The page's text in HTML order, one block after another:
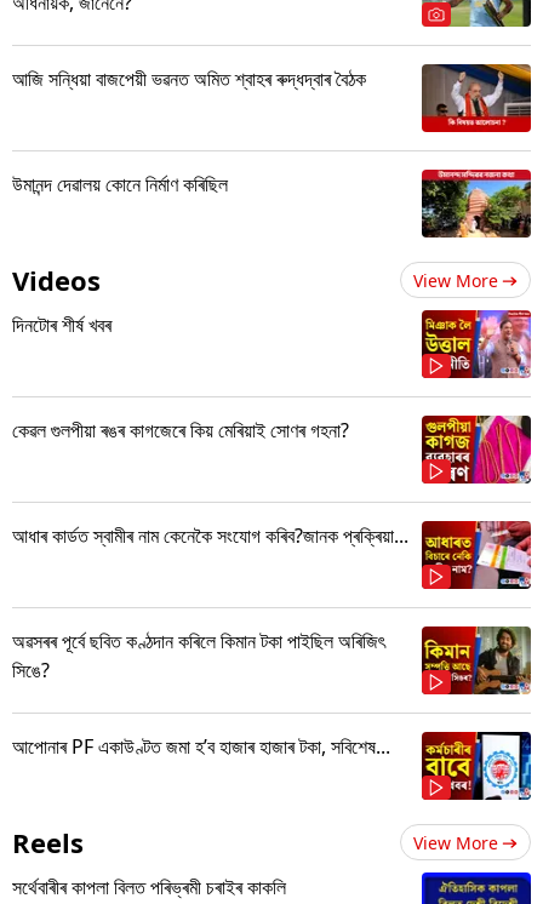
আজি সন্ধিয়া বাজপেয়ী ভৱনত অমিত শ্বাহৰ ৰুদ্ধদ্বাৰ বৈঠক
উমানন্দ দেৱালয় কোনে নিৰ্মাণ কৰিছিল
Videos View More
দিনটোৰ শীৰ্ষ খবৰ
কেৱল গুলপীয়া ৰঙৰ কাগজেৰে কিয় মেৰিয়াই সোণৰ গহনা?
আধাৰ কাৰ্ডত স্বামীৰ নাম কেনেকৈ সংযোগ কৰিব?জানক প্ৰক্ৰিয়া...
অৱসৰৰ পূৰ্বে ছবিত কণ্ঠদান কৰিলে কিমান টকা পাইছিল অৰিজিৎ
সিঙে?
আপোনাৰ PF একাউণ্টত জমা হ’ব হাজাৰ হাজাৰ টকা, সবিশেষ...
Reels View More
সৰ্থেবাৰীৰ কাপলা বিলত পৰিভ্ৰমী চৰাইৰ কাকলি